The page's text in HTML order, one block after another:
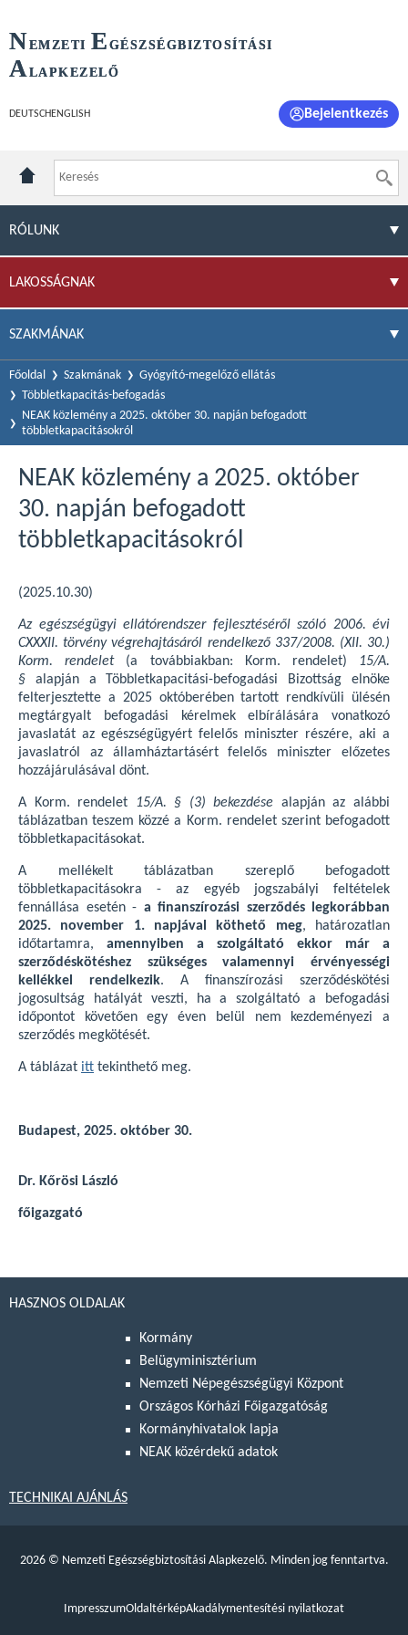
NEMZETI E GÉSZSÉGBIZTOSÍTÁSI
ALAPKEZELŐ
DEUTSCH ENGLISH Bejelentkezés
RÓLUNK
LAKOSSÁGNAK
SZAKMÁNAK
Főoldal Szakmának
Gyógyító-megelőző ellátás
Többletkapacitás-befogadás
NEAK közlemény a 2025. október 30. napján befogadott
többletkapacitásokról
NEAK közlemény a 2025. október
30. napján befogadott
többletkapacitásokról
(2025.10.30)
Az egészségügyi ellátórendszer fejlesztéséről szóló 2006. évi
CXXXII. törvény végrehajtásáról rendelkező 337/2008. (XII. 30.)
Korm. rendelet (a továbbiakban: Korm. rendelet) 15/A.
§ alapján a Többletkapacitási-befogadási Bizottság elnöke
felterjesztette a 2025 októberében tartott rendkívüli ülésén
megtárgyalt befogadási kérelmek elbírálására vonatkozó
javaslatát az egészségügyért felelős miniszter részére, aki a
javaslatról az államháztartásért felelős miniszter előzetes
hozzájárulásával dönt.
A Korm. rendelet 15/A. § (3) bekezdése alapján az alábbi
táblázatban teszem közzé a Korm. rendelet szerint befogadott
többletkapacitásokat.
A mellékelt táblázatban szereplő befogadott
többletkapacitásokra - az egyéb jogszabályi feltételek
fennállása esetén - a finanszírozási szerződés legkorábban
2025. november 1. napjával köthető meg, határozatlan
időtartamra, amennyiben a szolgáltató ekkor már a
szerződéskötéshez szükséges valamennyi érvényességi
kellékkel rendelkezik. A finanszírozási szerződéskötési
jogosultság hatályát veszti, ha a szolgáltató a befogadási
időpontot követően egy éven belül nem kezdeményezi a
szerződés megkötését.
A táblázat itt tekinthető meg.
Budapest, 2025. október 30.
Dr. Kőrösi László
főigazgató
HASZNOS OLDALAK
Kormány
Belügyminisztérium
Nemzeti Népegészségügyi Központ
Országos Kórházi Főigazgatóság
Kormányhivatalok lapja
NEAK közérdekű adatok
TECHNIKAI AJÁNLÁS
2026 © Nemzeti Egészségbiztosítási Alapkezelő. Minden jog fenntartva.
ImpresszumOldaltérképAkadálymentesítési nyilatkozat